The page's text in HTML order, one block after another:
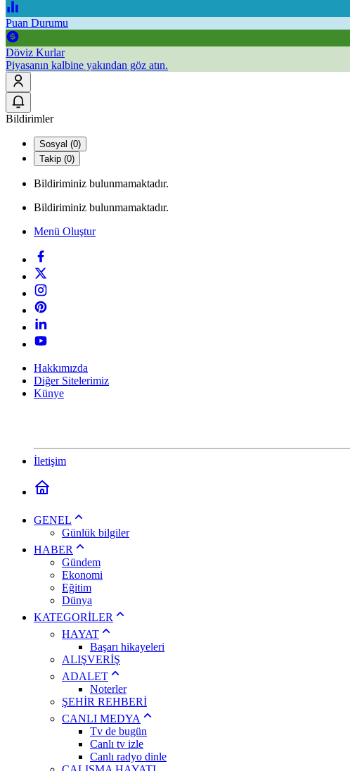
Puan Durumu
Döviz Kurlar
Piyasanın kalbine yakından göz atın.
Bildirimler
Sosyal (0)
Takip (0)
Bildiriminiz bulunmamaktadır.
Bildiriminiz bulunmamaktadır.
Menü Oluştur
Hakkımızda
Diğer Sitelerimiz
Künye
İletişim
GENEL
Günlük bilgiler
HABER
Gündem
Ekonomi
Eğitim
Dünya
KATEGORİLER
HAYAT
Başarı hikayeleri
ALIŞVERİŞ
ADALET
Noterler
ŞEHİR REHBERİ
CANLI MEDYA
Tv de bugün
Canlı tv izle
Canlı radyo dinle